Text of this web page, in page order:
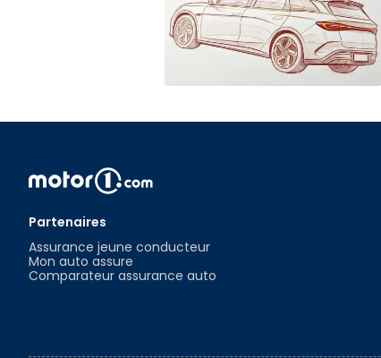
Partenaires
Assurance jeune conducteur
Mon auto assure
Comparateur assurance auto